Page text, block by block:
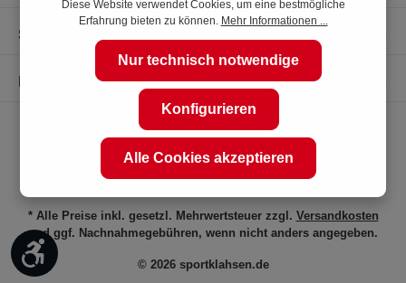
Shop Service
Informationen
© 2026 sportklahsen.de
* Alle Preise inkl. gesetzl. Mehrwertsteuer zzgl. Versandkosten
und ggf. Nachnahmegebühren, wenn nicht anders angegeben.
Werkzeugleiste anzeigen
Diese Website verwendet Cookies, um eine bestmögliche
Erfahrung bieten zu können. Mehr Informationen ...
Nur technisch notwendige
Konfigurieren
Alle Cookies akzeptieren